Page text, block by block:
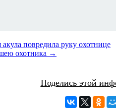
повредила руку охотнице
шею охотника →
Поделись этой